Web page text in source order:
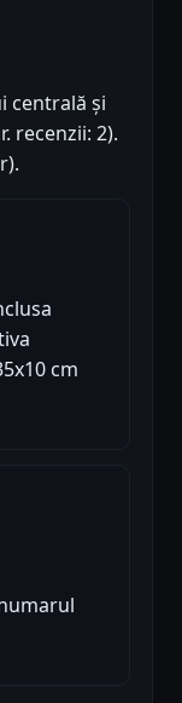
centrală și
recenzii: 2).
cm